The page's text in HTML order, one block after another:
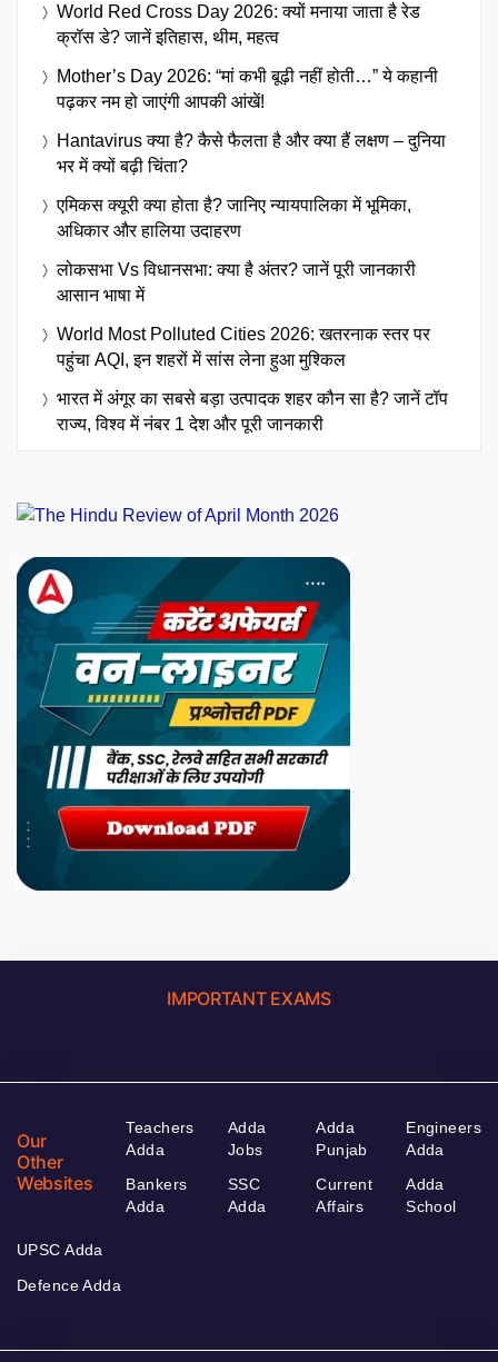
World Red Cross Day 2026: क्यों मनाया जाता है रेड
क्रॉस डे? जानें इतिहास, थीम, महत्व
Mother’s Day 2026: “मां कभी बूढ़ी नहीं होती…” ये कहानी
पढ़कर नम हो जाएंगी आपकी आंखें!
Hantavirus क्या है? कैसे फैलता है और क्या हैं लक्षण – दुनिया
भर में क्यों बढ़ी चिंता?
एमिकस क्यूरी क्या होता है? जानिए न्यायपालिका में भूमिका,
अधिकार और हालिया उदाहरण
लोकसभा Vs विधानसभा: क्या है अंतर? जानें पूरी जानकारी
आसान भाषा में
World Most Polluted Cities 2026: खतरनाक स्तर पर
पहुंचा AQI, इन शहरों में सांस लेना हुआ मुश्किल
भारत में अंगूर का सबसे बड़ा उत्पादक शहर कौन सा है? जानें टॉप
राज्य, विश्व में नंबर 1 देश और पूरी जानकारी
IMPORTANT EXAMS
Our
Other
Websites
Teachers
Adda
Bankers
Adda
Adda
Jobs
SSC
Adda
Adda
Punjab
Current
Affairs
Engineers
Adda
Adda
School
UPSC Adda
Defence Adda